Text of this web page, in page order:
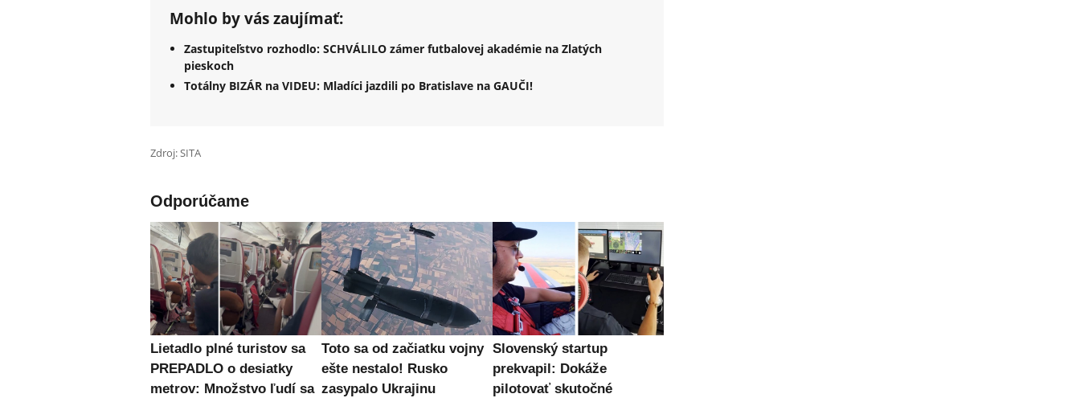
Mohlo by vás zaujímať:
Zastupiteľstvo rozhodlo: SCHVÁLILO zámer futbalovej akadémie na Zlatých
pieskoch
Totálny BIZÁR na VIDEU: Mladíci jazdili po Bratislave na GAUČI!
Zdroj: SITA
Odporúčame
Lietadlo plné turistov sa
PREPADLO o desiatky
metrov: Množstvo ľudí sa
Toto sa od začiatku vojny
ešte nestalo! Rusko
zasypalo Ukrajinu
Slovenský startup
prekvapil: Dokáže
pilotovať skutočné